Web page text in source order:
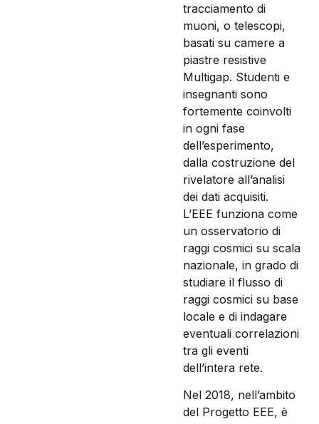
tracciamento di
muoni, o telescopi,
basati su camere a
piastre resistive
Multigap. Studenti e
insegnanti sono
fortemente coinvolti
in ogni fase
dell’esperimento,
dalla costruzione del
rivelatore all’analisi
dei dati acquisiti.
L’EEE funziona come
un osservatorio di
raggi cosmici su scala
nazionale, in grado di
studiare il flusso di
raggi cosmici su base
locale e di indagare
eventuali correlazioni
tra gli eventi
dell’intera rete.
Nel 2018, nell’ambito
del Progetto EEE, è